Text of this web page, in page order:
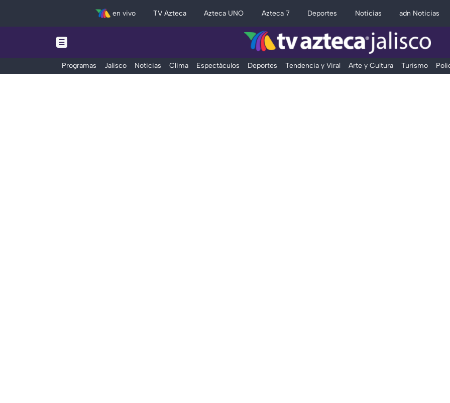
en vivo TV Azteca Azteca UNO Azteca 7 Deportes Noticias adn Noticias
Programas Jalisco Noticias Clima Espectáculos Deportes Tendencia y Viral Arte y Cultura Turismo